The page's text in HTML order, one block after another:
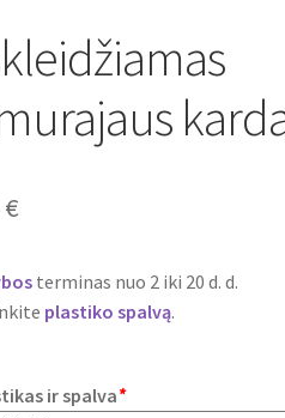
€
terminas nuo 2 iki 20 d. d.
plastiko spalvą.
ir spalva*